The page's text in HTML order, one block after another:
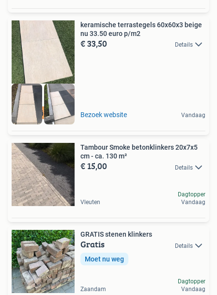
actie niet duur
keramische terrastegels 60x60x3 beige
nu 33.50 euro p/m2
€ 33,50 Details
Bezoek website Vandaag
Tambour Smoke betonklinkers 20x7x5
cm - ca. 130 m²
€ 15,00 Details
Vleuten
Dagtopper
Vandaag
GRATIS stenen klinkers
Gratis Details
Moet nu weg
Zaandam
Dagtopper
Vandaag